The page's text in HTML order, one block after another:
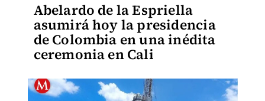
Abelardo de la Espriella
asumirá hoy la presidencia
de Colombia en una inédita
ceremonia en Cali